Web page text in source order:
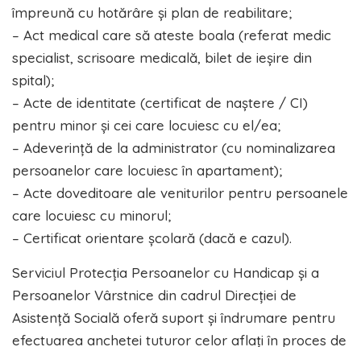
împreună cu hotărâre și plan de reabilitare;
– Act medical care să ateste boala (referat medic
specialist, scrisoare medicală, bilet de ieșire din
spital);
– Acte de identitate (certificat de naștere / CI)
pentru minor și cei care locuiesc cu el/ea;
– Adeverință de la administrator (cu nominalizarea
persoanelor care locuiesc în apartament);
– Acte doveditoare ale veniturilor pentru persoanele
care locuiesc cu minorul;
– Certificat orientare școlară (dacă e cazul).
Serviciul Protecţia Persoanelor cu Handicap şi a
Persoanelor Vârstnice din cadrul Direcției de
Asistență Socială oferă suport și îndrumare pentru
efectuarea anchetei tuturor celor aflați în proces de